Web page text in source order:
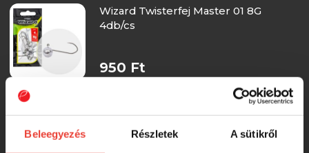
Beleegyezés Részletek A sütikről
Wizard Twisterfej Master 01 8G
4db/cs
950 Ft
Wizard Twisterfej Master 1/0 6G